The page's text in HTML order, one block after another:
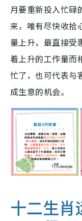
月要重新投入忙碌
来，唯有尽快收拾
量上升，最直接受
着上升的工作量而
忙了，也可代表与
成生意的机会。
十二生